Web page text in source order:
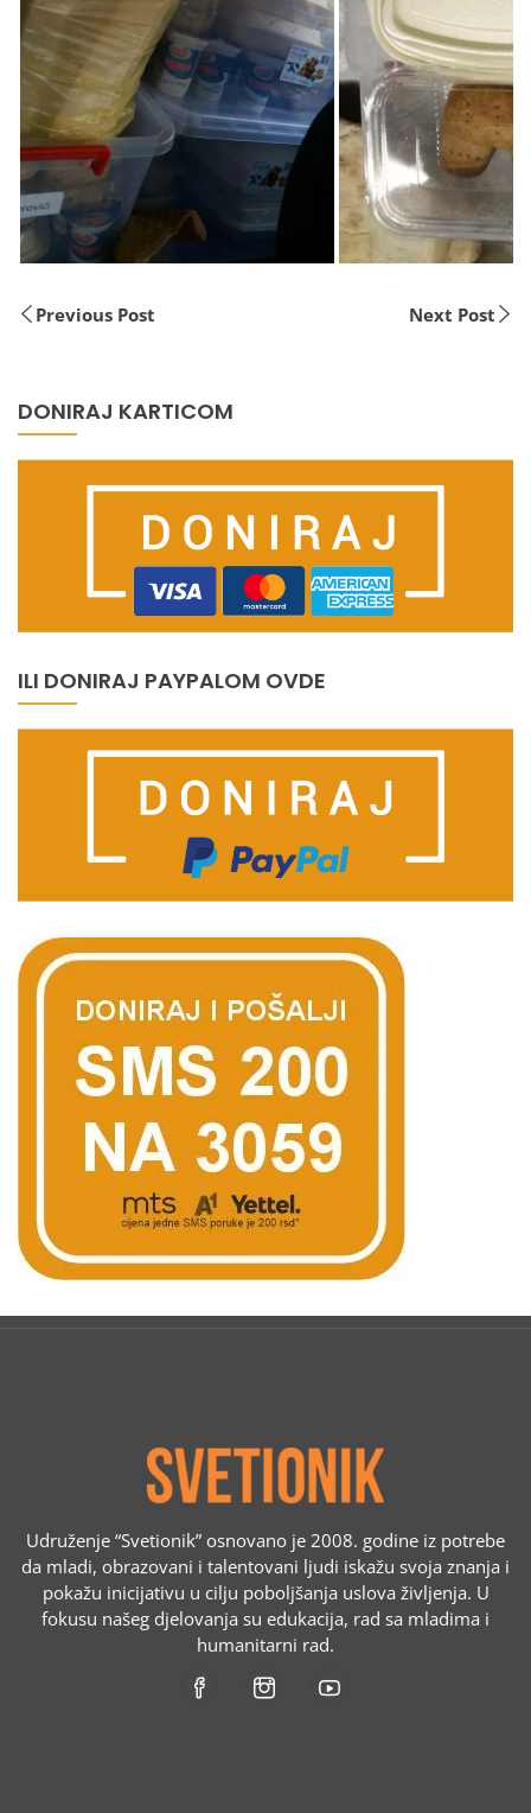
Previous Post Next Post
DONIRAJ KARTICOM
ILI DONIRAJ PAYPALOM OVDE
Udruženje “Svetionik” osnovano je 2008. godine iz potrebe
da mladi, obrazovani i talentovani ljudi iskažu svoja znanja i
pokažu inicijativu u cilju poboljšanja uslova življenja. U
fokusu našeg djelovanja su edukacija, rad sa mladima i
humanitarni rad.